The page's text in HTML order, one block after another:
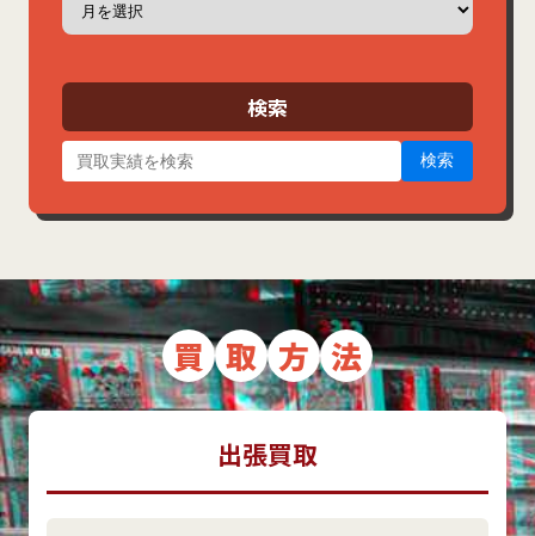
カ
ブ
検索
検索
買 取 方 法
出張買取